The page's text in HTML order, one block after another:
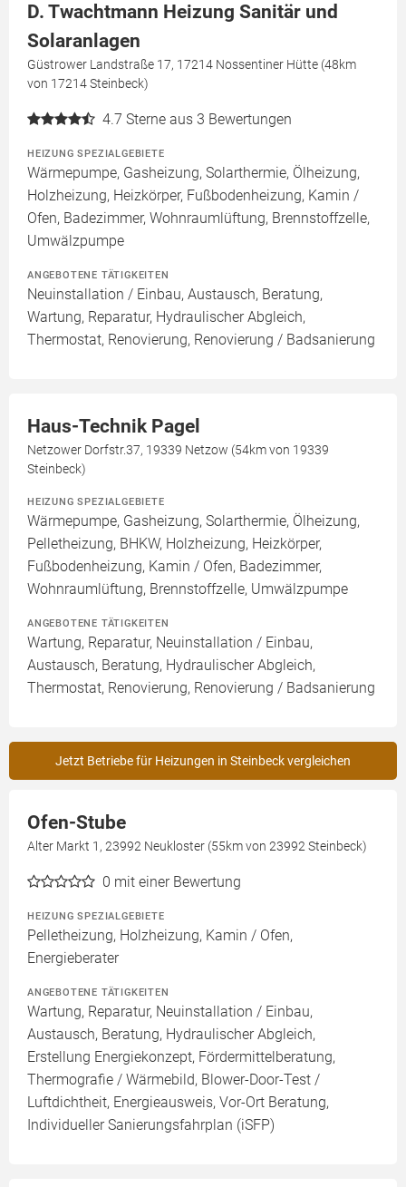
D. Twachtmann Heizung Sanitär und
Solaranlagen
Güstrower Landstraße 17, 17214 Nossentiner Hütte (48km
von 17214 Steinbeck)
4.7 Sterne aus 3 Bewertungen
HEIZUNG SPEZIALGEBIETE
Wärmepumpe, Gasheizung, Solarthermie, Ölheizung,
Holzheizung, Heizkörper, Fußbodenheizung, Kamin /
Ofen, Badezimmer, Wohnraumlüftung, Brennstoffzelle,
Umwälzpumpe
ANGEBOTENE TÄTIGKEITEN
Neuinstallation / Einbau, Austausch, Beratung,
Wartung, Reparatur, Hydraulischer Abgleich,
Thermostat, Renovierung, Renovierung / Badsanierung
Haus-Technik Pagel
Netzower Dorfstr.37, 19339 Netzow (54km von 19339
Steinbeck)
HEIZUNG SPEZIALGEBIETE
Wärmepumpe, Gasheizung, Solarthermie, Ölheizung,
Pelletheizung, BHKW, Holzheizung, Heizkörper,
Fußbodenheizung, Kamin / Ofen, Badezimmer,
Wohnraumlüftung, Brennstoffzelle, Umwälzpumpe
ANGEBOTENE TÄTIGKEITEN
Wartung, Reparatur, Neuinstallation / Einbau,
Austausch, Beratung, Hydraulischer Abgleich,
Thermostat, Renovierung, Renovierung / Badsanierung
Jetzt Betriebe für Heizungen in Steinbeck vergleichen
Ofen-Stube
Alter Markt 1, 23992 Neukloster (55km von 23992 Steinbeck)
0 mit einer Bewertung
HEIZUNG SPEZIALGEBIETE
Pelletheizung, Holzheizung, Kamin / Ofen,
Energieberater
ANGEBOTENE TÄTIGKEITEN
Wartung, Reparatur, Neuinstallation / Einbau,
Austausch, Beratung, Hydraulischer Abgleich,
Erstellung Energiekonzept, Fördermittelberatung,
Thermografie / Wärmebild, Blower-Door-Test /
Luftdichtheit, Energieausweis, Vor-Ort Beratung,
Individueller Sanierungsfahrplan (iSFP)